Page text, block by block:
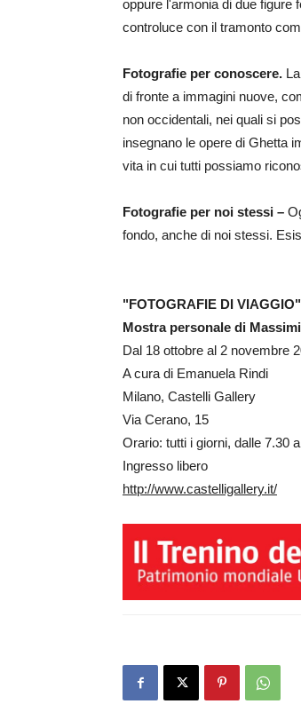
oppure l'armonia di due figure
controluce con il tramonto
Fotografie per conoscere.
di fronte a immagini nuove,
non occidentali, nei quali si
insegnano le opere di Ghetta
vita in cui tutti possiamo
Fotografie per noi stessi –
fondo, anche di noi stessi.
"FOTOGRAFIE DI VIAGGIO"
Mostra personale di
Dal 18 ottobre al 2 novembre
A cura di Emanuela Rindi
Milano, Castelli Gallery
Via Cerano, 15
Orario: tutti i giorni, dalle 7.30
Ingresso libero
http://www.castelligallery.it/